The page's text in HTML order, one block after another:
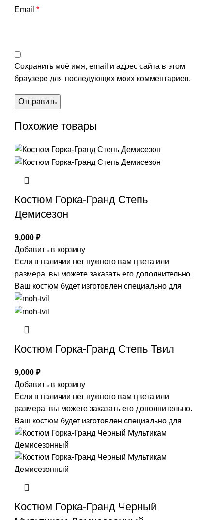
Email *
Сохранить моё имя, email и адрес сайта в этом
браузере для последующих моих комментариев.
Похожие товары
Костюм Горка-Гранд Степь
Демисезон
9,000 ₽
Добавить в корзину
Если в наличии нет нужного вам цвета или
размера, вы можете заказать его дополнительно.
Ваш костюм будет изготовлен специально для
Костюм Горка-Гранд Степь Твил
9,000 ₽
Добавить в корзину
Если в наличии нет нужного вам цвета или
размера, вы можете заказать его дополнительно.
Ваш костюм будет изготовлен специально для
Костюм Горка-Гранд Черный